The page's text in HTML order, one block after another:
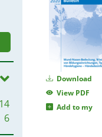
14
6
Download
View PDF
Add to my